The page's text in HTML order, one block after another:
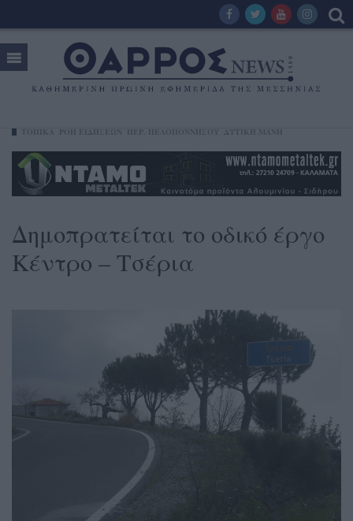
Δημοπρατείται το οδικό έργο
Κέντρο – Τσέρια